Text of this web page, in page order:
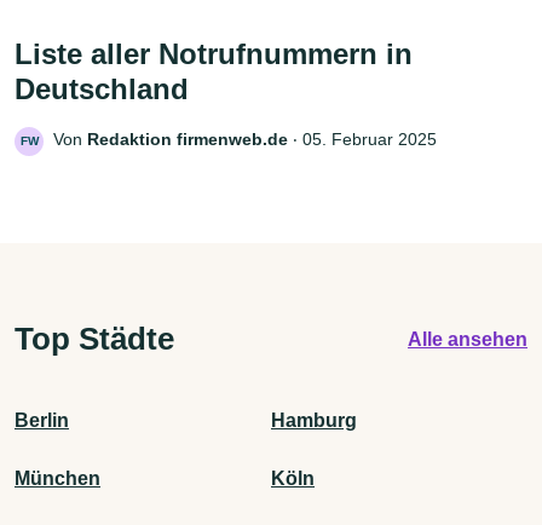
Liste aller Notrufnummern in
Deutschland
FW Von Redaktion firmenweb.de ‧ 05. Februar 2025
Top Städte Alle ansehen
Berlin Hamburg
München Köln